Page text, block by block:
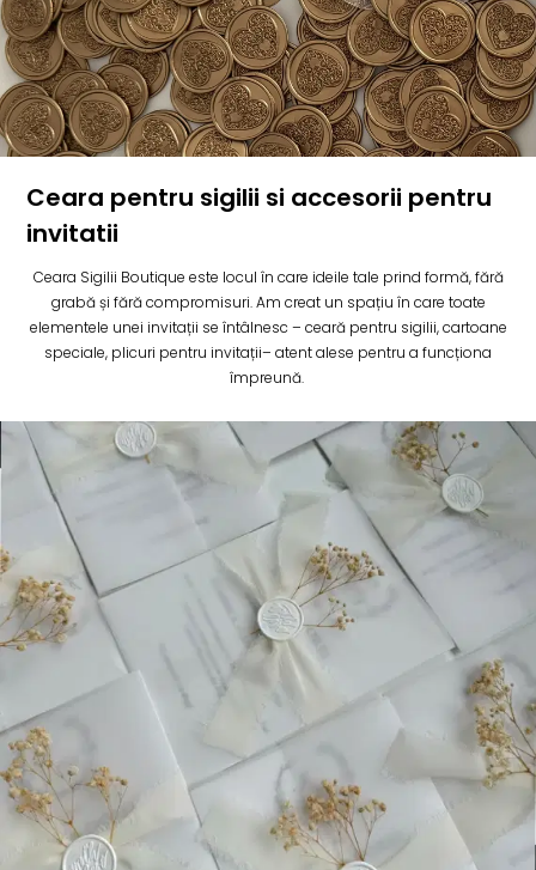
Ceara pentru sigilii si accesorii pentru
invitatii
Ceara Sigilii Boutique este locul în care ideile tale prind formă, fără
grabă și fără compromisuri. Am creat un spațiu în care toate
elementele unei invitații se întâlnesc – ceară pentru sigilii, cartoane
speciale, plicuri pentru invitații– atent alese pentru a funcționa
împreună.